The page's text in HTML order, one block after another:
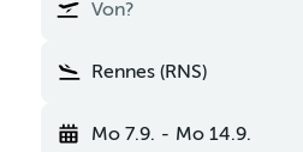
Von?
Rennes (RNS)
Mo 7.9. - Mo 14.9.